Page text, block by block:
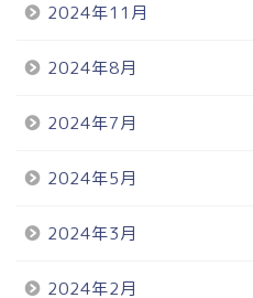
2024年11月
2024年8月
2024年7月
2024年5月
2024年3月
2024年2月